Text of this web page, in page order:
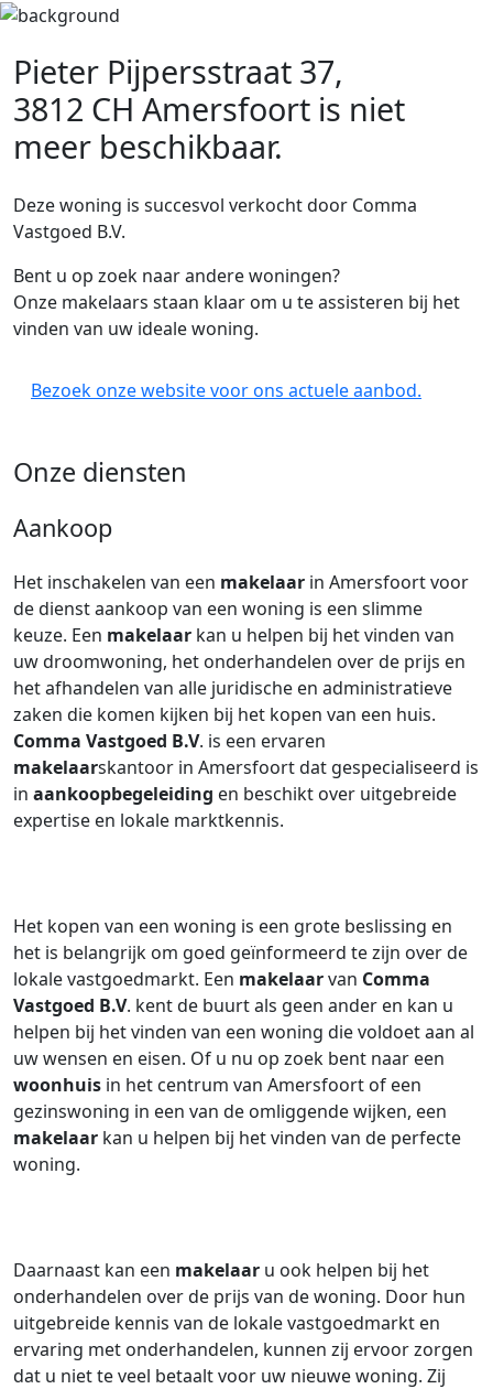
Pieter Pijpersstraat 37,
3812 CH Amersfoort is niet
meer beschikbaar.
Deze woning is succesvol verkocht door Comma
Vastgoed B.V.
Bent u op zoek naar andere woningen?
Onze makelaars staan klaar om u te assisteren bij het
vinden van uw ideale woning.
Bezoek onze website voor ons actuele aanbod.
Onze diensten
Aankoop
Het inschakelen van een makelaar in Amersfoort voor
de dienst aankoop van een woning is een slimme
keuze. Een makelaar kan u helpen bij het vinden van
uw droomwoning, het onderhandelen over de prijs en
het afhandelen van alle juridische en administratieve
zaken die komen kijken bij het kopen van een huis.
Comma Vastgoed B.V. is een ervaren
makelaarskantoor in Amersfoort dat gespecialiseerd is
in aankoopbegeleiding en beschikt over uitgebreide
expertise en lokale marktkennis.
Het kopen van een woning is een grote beslissing en
het is belangrijk om goed geïnformeerd te zijn over de
lokale vastgoedmarkt. Een makelaarvan Comma
Vastgoed B.V. kent de buurt als geen ander en kan u
helpen bij het vinden van een woning die voldoet aan al
uw wensen en eisen. Of u nu op zoek bent naar een
woonhuis in het centrum van Amersfoort of een
gezinswoning in een van de omliggende wijken, een
makelaar kan u helpen bij het vinden van de perfecte
woning.
Daarnaast kan een makelaar u ook helpen bij het
onderhandelen over de prijs van de woning. Door hun
uitgebreide kennis van de lokale vastgoedmarkt en
ervaring met onderhandelen, kunnen zij ervoor zorgen
dat u niet te veel betaalt voor uw nieuwe woning. Zij